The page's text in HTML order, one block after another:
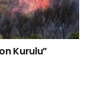
Kurulu”